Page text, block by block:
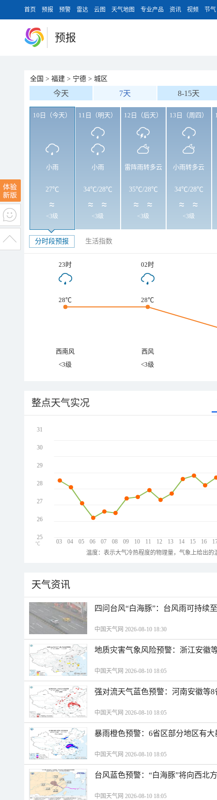
首页 预报 预警 雷达 云图 天气地图 专业产品 资讯 视频 节气
预报
全国 > 福建 > 宁德 > 城区
今天 7天 8-15天
10日（今天）
小雨
27℃
<3级
11日（明天）
小雨
34℃/28℃
<3级
12日（后天）
雷阵雨转多云
35℃/28℃
<3级
13日（周四）
小雨转多云
34℃/28℃
<3级
分时段预报 生活指数
23时 02时
28℃ 28℃
西南风
西风
<3级
<3级
整点天气实况
03 04 05 06 07 08 09 10 11 12 13 14 15 16
31
30
29
28
27
26
25
℃
温度：表示大气冷热程度的物理量，气象上给出
天气资讯
四问台风“白海豚”：台风雨可持续
中国天气网 2026-08-10 18:30
地质灾害气象风险预警：浙江安徽
中国天气网 2026-08-10 18:05
强对流天气蓝色预警：河南安徽等
中国天气网 2026-08-10 18:05
暴雨橙色预警：6省区部分地区有
中国天气网 2026-08-10 18:05
台风蓝色预警：“白海豚”将向西北
中国天气网 2026-08-10 18:05